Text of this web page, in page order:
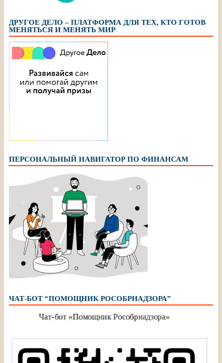
ДРУГОЕ ДЕЛО – ПЛАТФОРМА ДЛЯ ТЕХ, КТО ГОТОВ
МЕНЯТЬСЯ И МЕНЯТЬ МИР
ПЕРСОНАЛЬНЫЙ НАВИГАТОР ПО ФИНАНСАМ
ЧАТ-БОТ “ПОМОЩНИК РОСОБРНАДЗОРА”